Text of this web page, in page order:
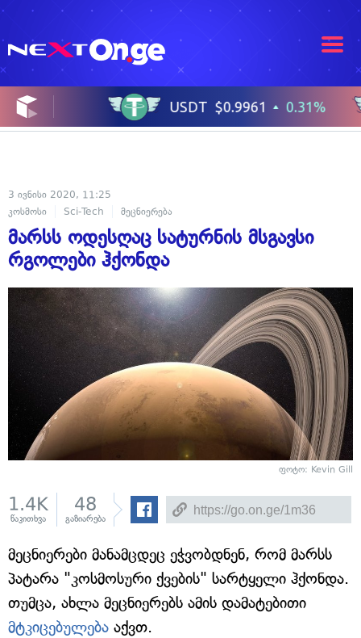
3 ივნისი 2020, 11:25
კოსმოსი
Sci-Tech მეცნიერება
მარსს ოდესღაც სატურნის მსგავსი
რგოლები ჰქონდა
ფოტო: Kevin Gill
1.4K
წაკითხვა
48
გაზიარება
მეცნიერები მანამცდეც ეჭვობდნენ, რომ მარსს
პატარა "კოსმოსური ქვების" სარტყელი ჰქონდა.
თუმცა, ახლა მეცნიერებს ამის დამატებითი
მტკიცებულება აქვთ.